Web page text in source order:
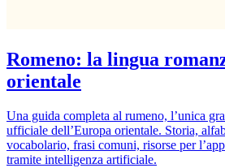
Romeno: la lingua
orientale
Una guida completa al rumeno, l’unica
ufficiale dell’Europa orientale. Storia,
vocabolario, frasi comuni, risorse per
tramite intelligenza artificiale.